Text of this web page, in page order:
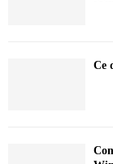
Ce